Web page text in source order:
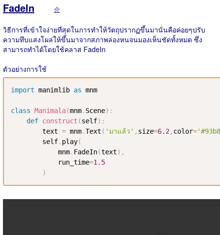
FadeIn 介
วิธีการที่เข้าใจง่ายที่สุดในการทำให้วัตถุปรากฏขึ้นมานั่นคือค่อยๆปรับ
ความทึบแสงโผล่ให้ขึ้นมาจากสภาพล่องหนจนมองเห็นชัดทั้งหมด ซึ่ง
สามารถทำได้โดยใช้คลาส FadeIn
ตัวอย่างการใช้
import manimlib as mnm
class Manimala(mnm. Scene) :
def construct (self) :
        text
= mnm.Text ( 'มาแล้ว' , size=6.2, color=
        self
. play(
            mnm
. FadeIn(text) ,
            run_time
=1.5
)